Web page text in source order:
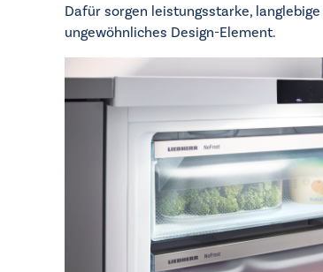
Dafür sorgen leistungsstarke,
ungewöhnliches Design-Element.